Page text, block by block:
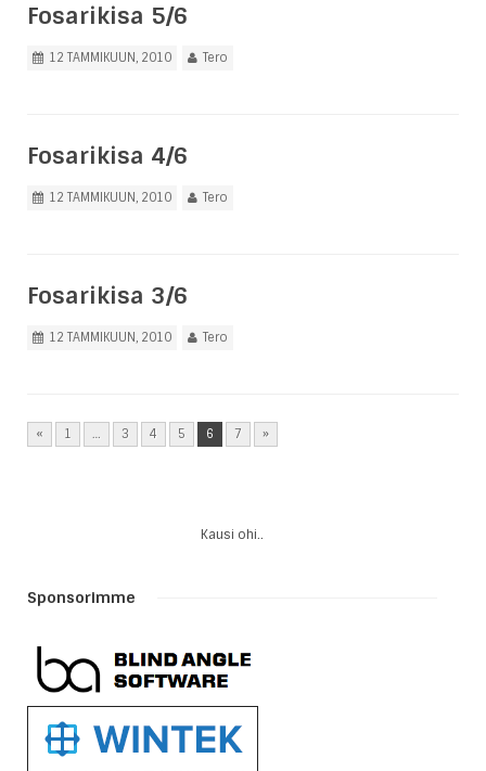
Fosarikisa 5/6
12 TAMMIKUUN, 2010 Tero
Fosarikisa 4/6
12 TAMMIKUUN, 2010 Tero
Fosarikisa 3/6
12 TAMMIKUUN, 2010 Tero
« 1 … 3 4 5 6 7 »
Kausi ohi..
Sponsorimme